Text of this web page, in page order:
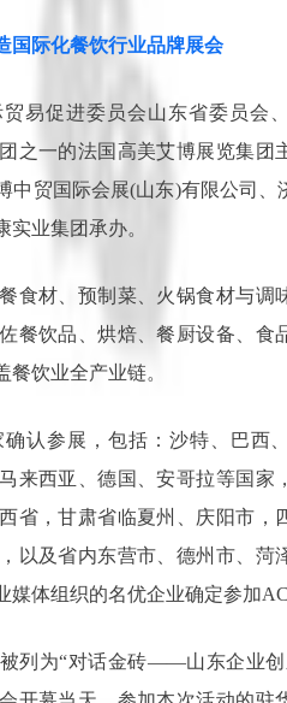
国际化餐饮行业品牌展会
贸易促进委员会山东省委员会
之一的法国高美艾博展览集团
中贸国际会展(山东)有限公司、
业集团承办。
食材、预制菜、火锅食材与调
餐饮品、烘焙、餐厨设备、食
餐饮业全产业链。
认参展，包括：沙特、巴西
来西亚、德国、安哥拉等国家
省，甘肃省临夏州、庆阳市，
以及省内东营市、德州市、菏
媒体组织的名优企业确定参加
被列为“对话金砖——山东企业